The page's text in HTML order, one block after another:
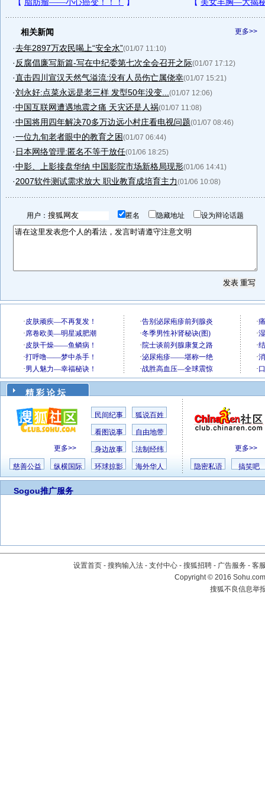
更多>>
相关新闻
·去年2897万农民喝上“安全水”(01/07 11:10)
· 反腐倡廉写新篇-写在中纪委第七次全会召开之际(01/07 17:12)
·直击四川宣汉天然气溢流:没有人员伤亡属侥幸(01/07 15:21)
·刘永好:点菜永远是老三样 发型50年没变... (01/07 12:06)
·中国互联网遭遇地震之痛 天灾还是人祸(01/07 11:08)
·中国将用四年解决70多万边远小村庄看电视问题(01/07 08:46)
·一位九旬老者眼中的教育之困(01/07 06:44)
· 日本网络管理:匿名不等于放任(01/06 18:25)
·中影、上影接盘华纳 中国影院市场新格局现形(01/06 14:41)
·2007软件测试需求放大 职业教育成培育主力(01/06 10:08)
用户： 匿名 隐藏地址 设为辩论话题
精 彩 论 坛
更多>>
民间纪事 狐说百姓
看图说事 自由地带
身边故事 法制经纬
慈善公益 纵横国际 环球掠影 海外华人
更多>>
隐密私语 搞笑吧
Sogou推广服务
设置首页 - 搜狗输入法 - 支付中心 - 搜狐招聘 - 广告服务 - 客
Copyright©2016
搜狐不良信息举